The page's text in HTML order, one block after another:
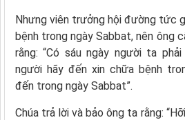
Nhưng viên trưởng hội đường tức
bệnh trong ngày Sabbat, nên ông
rằng: “Có sáu ngày người ta
người hãy đến xin chữa bệnh
đến trong ngày Sabbat”.
Chúa trả lời và bảo ông ta rằng: